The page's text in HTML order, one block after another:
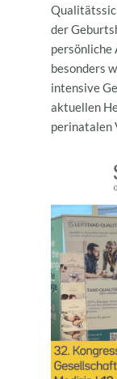
der
persönliche
besonders
intensive
aktuellen
perinatalen